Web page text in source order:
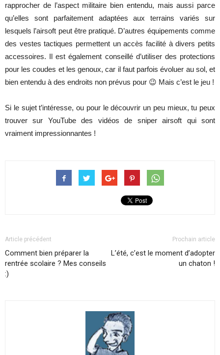
rapprocher de l’aspect militaire bien entendu, mais aussi parce
qu’elles sont parfaitement adaptées aux terrains variés sur
lesquels l’airsoft peut être pratiqué. D’autres équipements comme
des vestes tactiques permettent un accès facilité à divers petits
accessoires. Il est également conseillé d’utiliser des protections
pour les coudes et les genoux, car il faut parfois évoluer au sol, et
bien entendu à des endroits non prévus pour 😉 Mais c’est le jeu !
Si le sujet t’intéresse, ou pour le découvrir un peu mieux, tu peux
trouver sur YouTube des vidéos de sniper airsoft qui sont
vraiment impressionnantes !
Article précédent
Comment bien préparer la
rentrée scolaire ? Mes conseils
:)
Prochain article
L’été, c’est le moment d’adopter
un chaton !